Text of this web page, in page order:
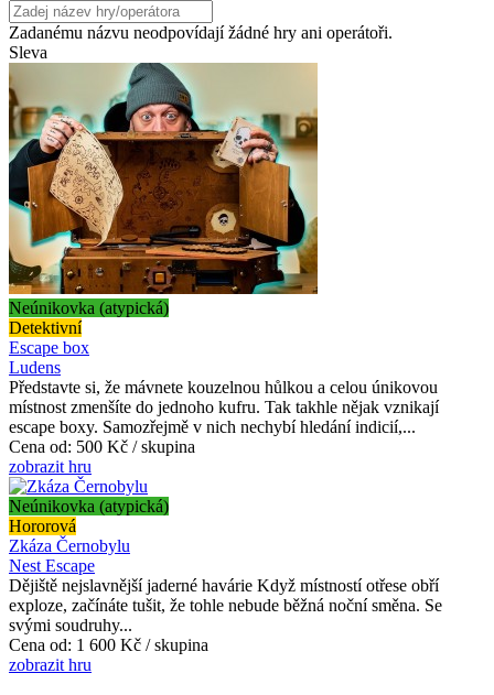
Zadanému názvu neodpovídají žádné hry ani operátoři.
Sleva
Neúnikovka (atypická)
Detektivní
Escape box
Ludens
Představte si, že mávnete kouzelnou hůlkou a celou únikovou
místnost zmenšíte do jednoho kufru. Tak takhle nějak vznikají
escape boxy. Samozřejmě v nich nechybí hledání indicií,...
Cena od: 500 Kč / skupina
zobrazit hru
Neúnikovka (atypická)
Hororová
Zkáza Černobylu
Nest Escape
Dějiště nejslavnější jaderné havárie Když místností otřese obří
exploze, začínáte tušit, že tohle nebude běžná noční směna. Se
svými soudruhy...
Cena od: 1 600 Kč / skupina
zobrazit hru